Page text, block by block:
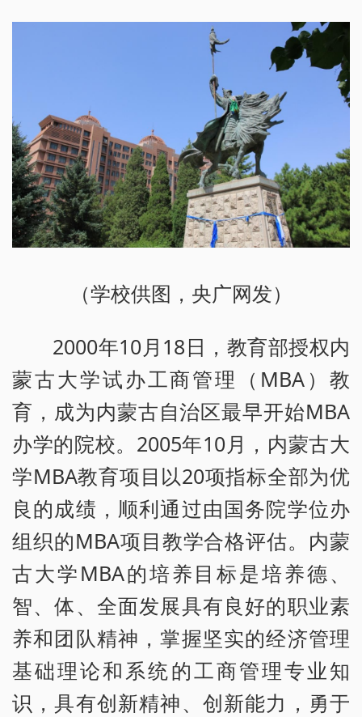
（学校供图，央广网发）
2000年10月18日，教育部授权内
蒙古大学试办工商管理（MBA）教
育，成为内蒙古自治区最早开始MBA
办学的院校。2005年10月，内蒙古大
学MBA教育项目以20项指标全部为优
良的成绩，顺利通过由国务院学位办
组织的MBA项目教学合格评估。内蒙
古大学MBA的培养目标是培养德、
智、体、全面发展具有良好的职业素
养和团队精神，掌握坚实的经济管理
基础理论和系统的工商管理专业知
识，具有创新精神、创新能力，勇于